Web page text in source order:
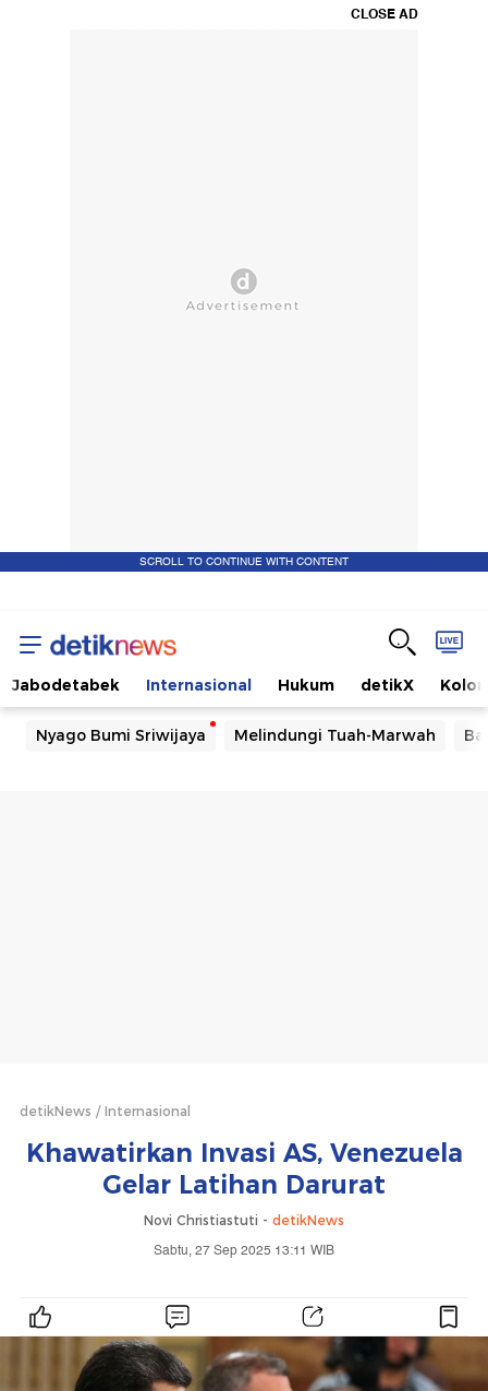
CLOSE AD
SCROLL TO CONTINUE WITH CONTENT
Jabodetabek Internasional Hukum detikX
Nyago Bumi Sriwijaya Melindungi Tuah-Marwah
detikNews Internasional
Khawatirkan Invasi AS, Venezuela
Gelar Latihan Darurat
Novi Christiastuti - detikNews
Sabtu, 27 Sep 2025 13:11 WIB